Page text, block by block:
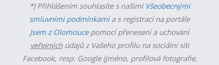
*) Přihlášením souhlasíte s našimi Všeobecnými
smluvními podmínkamia s registrací na portále
Jsem z Olomoucepomocí přenesení a uchování
veřejnýchúdajů z Vašeho profilu na sociální síti
Facebook, resp. Google (jméno, profilová fotografie,